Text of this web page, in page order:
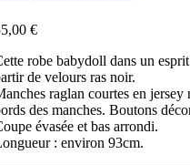
€
robe babydoll dans un
de velours ras noir.
raglan courtes en
des manches. Boutons
évasée et bas arrondi.
: environ 93cm.